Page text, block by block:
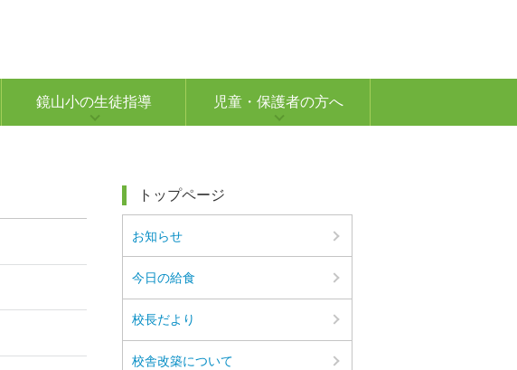
鏡山小の生徒指導 児童・保護者の方へ
トップページ
お知らせ
今日の給食
校長だより
校舎改築について